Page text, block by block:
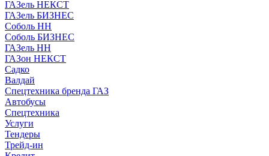
ГАЗель НЕКСТ
ГАЗель БИЗНЕС
Соболь НН
Соболь БИЗНЕС
ГАЗель НН
ГАЗон НЕКСТ
Садко
Валдай
Спецтехника бренда ГАЗ
Автобусы
Спецтехника
Услуги
Тендеры
Трейд-ин